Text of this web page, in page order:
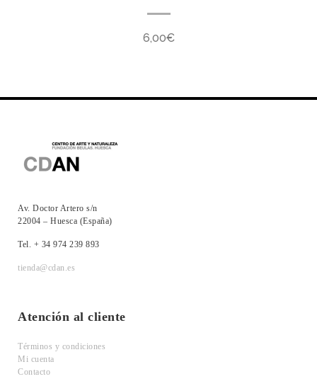
6,00€
Av. Doctor Artero s/n
22004 – Huesca (España)
Tel. + 34 974 239 893
tienda@cdan.es
Atención al cliente
Términos y condiciones
Mi cuenta
Contacto